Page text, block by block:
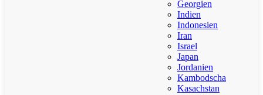
Georgien
Indien
Indonesien
Iran
Israel
Japan
Jordanien
Kambodscha
Kasachstan